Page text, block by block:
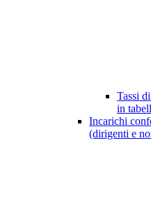
Tassi
in
Incarichi
(dirigenti e